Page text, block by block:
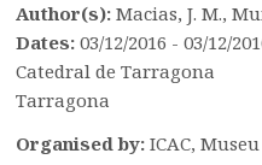
Author(s):Macias, J. M.,
Dates:03/12/2016 - 03/12/
Catedral de Tarragona
Tarragona
Organised by:ICAC,